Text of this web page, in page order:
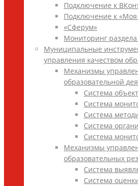
Подключение к
Подключение к
«Сферум»
Мониторинг раздела
Муниципальные
управления качеством
Механизмы
образовательной
Система
Система
Система
Система
Система
Механизмы
образовательных
Система
Система